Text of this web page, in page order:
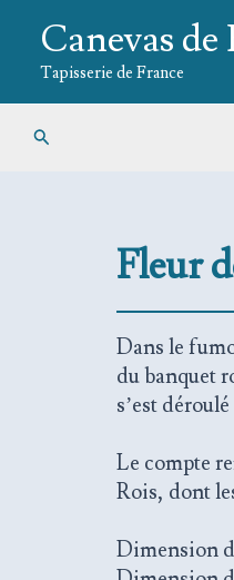
contenu
Canevas de
Tapisserie de France
Rechercher
Fleur
Dans le
du banquet
s’est
Le compte
Rois, dont
Dimension